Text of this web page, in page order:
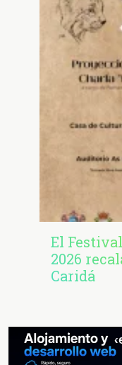
El
2026
Caridá